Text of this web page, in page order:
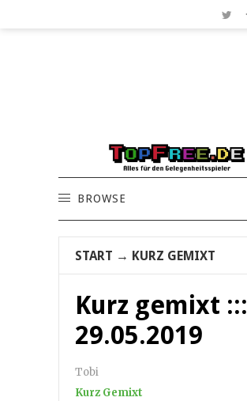
BROWSE
START → KURZ GEMIXT
Kurz gemixt :::
29.05.2019
Tobi
Kurz Gemixt